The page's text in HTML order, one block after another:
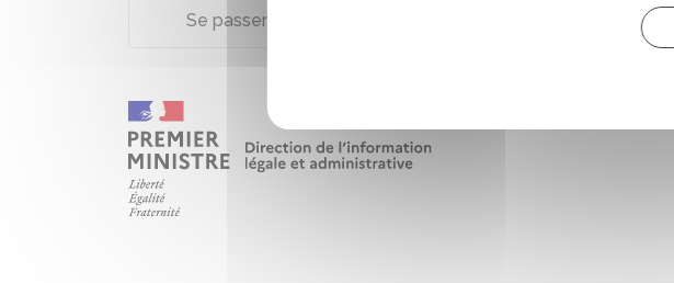
Se passer des produits toxiques à la maison et au jardin